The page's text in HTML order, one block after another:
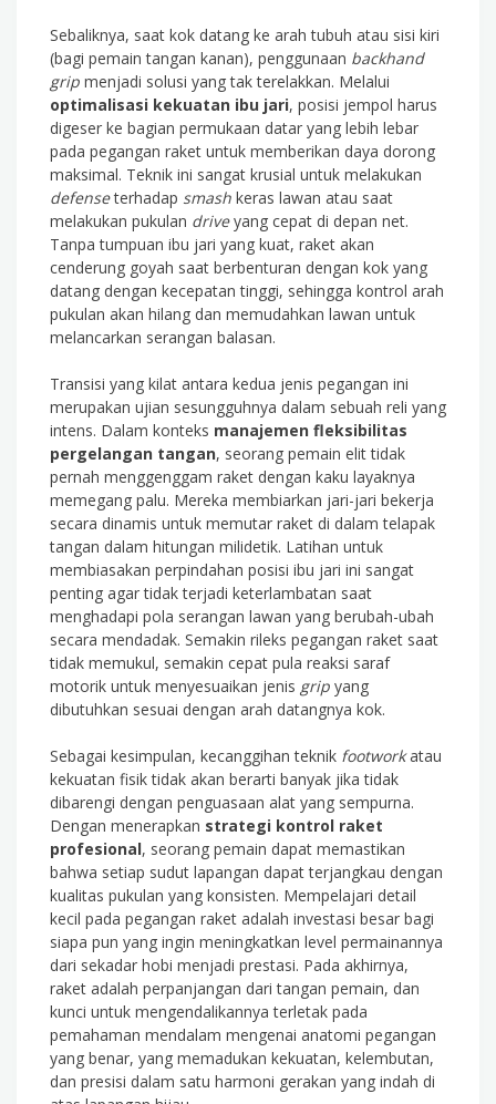
Sebaliknya, saat kok datang ke arah tubuh atau sisi kiri
(bagi pemain tangan kanan), penggunaan backhand
grip menjadi solusi yang tak terelakkan. Melalui
optimalisasi kekuatan ibu jari, posisi jempol harus
digeser ke bagian permukaan datar yang lebih lebar
pada pegangan raket untuk memberikan daya dorong
maksimal. Teknik ini sangat krusial untuk melakukan
defenseterhadap smash keras lawan atau saat
melakukan pukulan driveyang cepat di depan net.
Tanpa tumpuan ibu jari yang kuat, raket akan
cenderung goyah saat berbenturan dengan kok yang
datang dengan kecepatan tinggi, sehingga kontrol arah
pukulan akan hilang dan memudahkan lawan untuk
melancarkan serangan balasan.
Transisi yang kilat antara kedua jenis pegangan ini
merupakan ujian sesungguhnya dalam sebuah reli yang
intens. Dalam konteks manajemen fleksibilitas
pergelangan tangan, seorang pemain elit tidak
pernah menggenggam raket dengan kaku layaknya
memegang palu. Mereka membiarkan jari-jari bekerja
secara dinamis untuk memutar raket di dalam telapak
tangan dalam hitungan milidetik. Latihan untuk
membiasakan perpindahan posisi ibu jari ini sangat
penting agar tidak terjadi keterlambatan saat
menghadapi pola serangan lawan yang berubah-ubah
secara mendadak. Semakin rileks pegangan raket saat
tidak memukul, semakin cepat pula reaksi saraf
motorik untuk menyesuaikan jenis grip yang
dibutuhkan sesuai dengan arah datangnya kok.
Sebagai kesimpulan, kecanggihan teknik footworkatau
kekuatan fisik tidak akan berarti banyak jika tidak
dibarengi dengan penguasaan alat yang sempurna.
Dengan menerapkan strategi kontrol raket
profesional, seorang pemain dapat memastikan
bahwa setiap sudut lapangan dapat terjangkau dengan
kualitas pukulan yang konsisten. Mempelajari detail
kecil pada pegangan raket adalah investasi besar bagi
siapa pun yang ingin meningkatkan level permainannya
dari sekadar hobi menjadi prestasi. Pada akhirnya,
raket adalah perpanjangan dari tangan pemain, dan
kunci untuk mengendalikannya terletak pada
pemahaman mendalam mengenai anatomi pegangan
yang benar, yang memadukan kekuatan, kelembutan,
dan presisi dalam satu harmoni gerakan yang indah di